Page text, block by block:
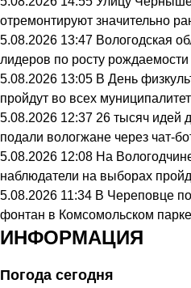
отремонтируют значительно
5.08.2026 13:47 Вологодская
лидеров по росту рождаемости
5.08.2026 13:05 В День
пройдут во всех
5.08.2026 12:37 26 тысяч идей
подали вологжане через чат-
5.08.2026 12:08 На
наблюдатели на выборах
5.08.2026 11:34 В Череповце
фонтан в Комсомольском парке
ИНФОРМАЦИЯ
Погода сегодня